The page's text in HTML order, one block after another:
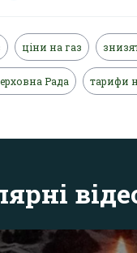
ціни на газ
Рада тарифи